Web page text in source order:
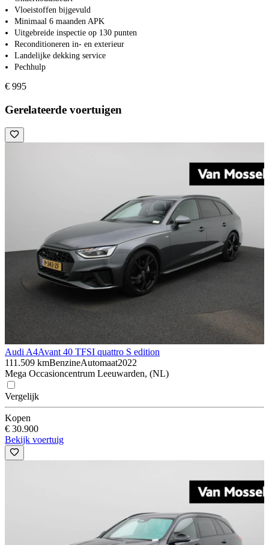
Vloeistoffen bijgevuld
Minimaal 6 maanden APK
Uitgebreide inspectie op 130 punten
Reconditioneren in- en exterieur
Landelijke dekking service
Pechhulp
€ 995
Gerelateerde voertuigen
Audi A4Avant 40 TFSI quattro S edition
111.509 kmBenzineAutomaat2022
Mega Occasioncentrum Leeuwarden, (NL)
Vergelijk
Kopen
€ 30.900
Bekijk voertuig